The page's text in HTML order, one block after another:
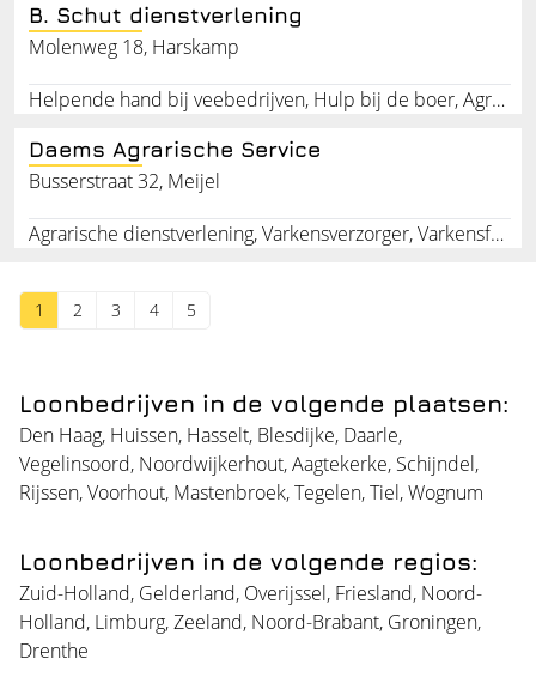
B. Schut dienstverlening
Molenweg 18, Harskamp
Helpende hand bij veebedrijven, Hulp bij de boer, Agrarische dienstverlening, Kalveren, Alle dagelijkse werkzaamheden, Melken van koeien, Klauwverzorging van vee, Voeren van vee, Opstarten van melkrobot
Daems Agrarische Service
Busserstraat 32, Meijel
Agrarische dienstverlening, Varkensverzorger, Varkensfokkerij, Advies bij varkenshouderij
1 2 3 4 5
Loonbedrijven in de volgende plaatsen:
Den Haag, Huissen, Hasselt, Blesdijke, Daarle,
Vegelinsoord, Noordwijkerhout,Aagtekerke, Schijndel,
Rijssen,Voorhout, Mastenbroek,Tegelen,Tiel,Wognum
Loonbedrijven in de volgende regios:
Zuid-Holland, Gelderland, Overijssel, Friesland, Noord-
Holland, Limburg,Zeeland, Noord-Brabant, Groningen,
Drenthe